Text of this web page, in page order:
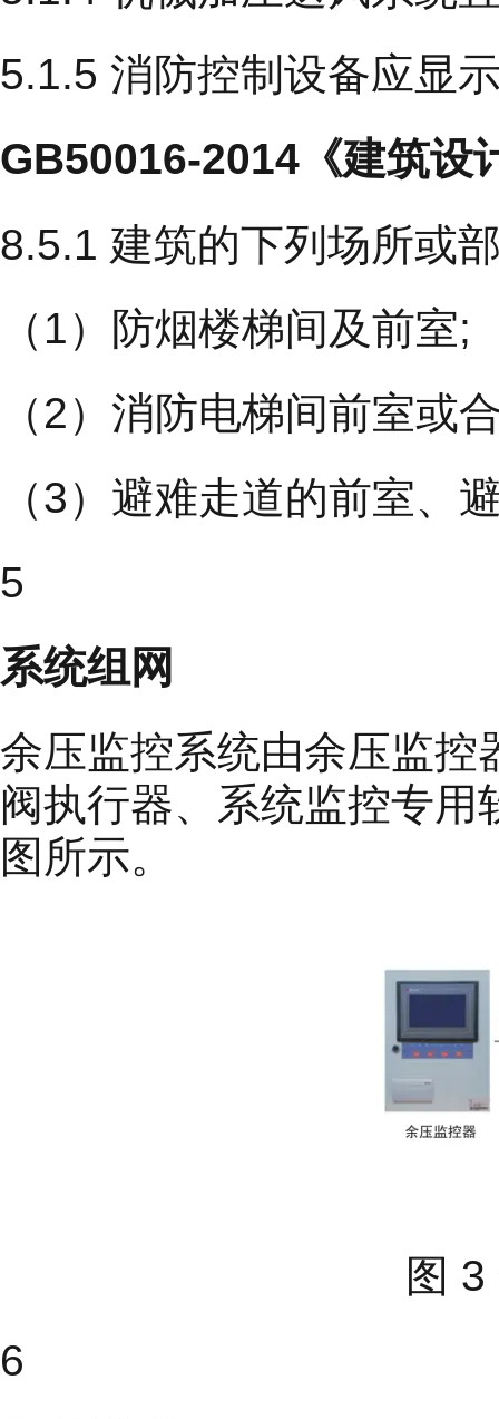
5.1.5 消防控制设备应显
GB50016-2014《建筑设
8.5.1 建筑的下列场所或
（1）防烟楼梯间及前室;
（2）消防电梯间前室或
（3）避难走道的前室、
5
系统组网
余压监控系统由余压监控
阀执行器、系统监控专
图所示。
图
6